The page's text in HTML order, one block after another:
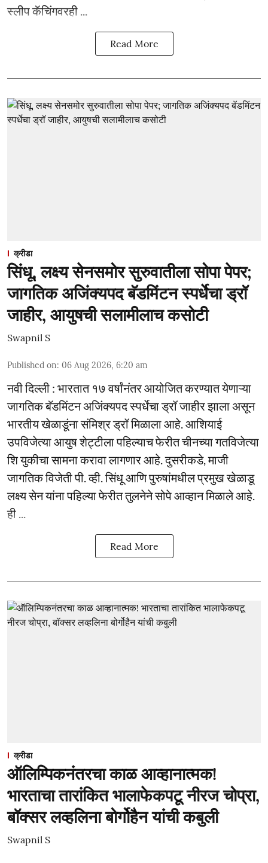
स्लीप कॅचिंगवरही ...
Read More
क्रीडा
सिंधू, लक्ष्य सेनसमोर सुरुवातीला सोपा पेपर;
जागतिक अजिंक्यपद बॅडमिंटन स्पर्धेचा ड्रॉ
जाहीर, आयुषची सलामीलाच कसोटी
Swapnil S
Published on: 06 Aug 2026, 6:20 am
नवी दिल्ली : भारतात १७ वर्षांनंतर आयोजित करण्यात येणाऱ्या
जागतिक बॅडमिंटन अजिंक्यपद स्पर्धेचा ड्रॉ जाहीर झाला असून
भारतीय खेळाडूंना संमिश्र ड्रॉ मिळाला आहे. आशियाई
उपविजेत्या आयुष शेट्टीला पहिल्याच फेरीत चीनच्या गतविजेत्या
शि युकीचा सामना करावा लागणार आहे. दुसरीकडे, माजी
जागतिक विजेती पी. व्ही. सिंधू आणि पुरुषांमधील प्रमुख खेळाडू
लक्ष्य सेन यांना पहिल्या फेरीत तुलनेने सोपे आव्हान मिळाले आहे.
ही ...
Read More
क्रीडा
ऑलिम्पिकनंतरचा काळ आव्हानात्मक!
भारताचा तारांकित भालाफेकपटू नीरज चोप्रा,
बॉक्सर लव्हलिना बोर्गोहैन यांची कबुली
Swapnil S